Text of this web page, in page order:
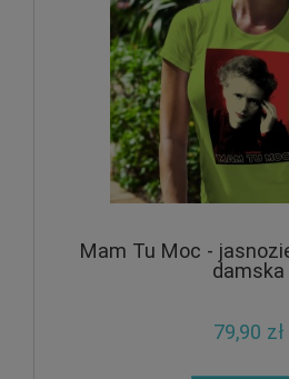
Mam Tu Moc -
damska
79,90 zł